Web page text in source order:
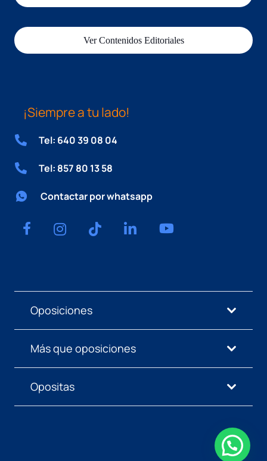
Ver Contenidos Editoriales
¡Siempre a tu lado!
Tel: 640 39 08 04
Tel: 857 80 13 58
Contactar por whatsapp
Oposiciones
Más que oposiciones
Opositas